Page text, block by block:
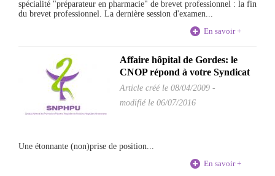
spécialité "préparateur en pharmacie" de brevet professionnel : la fin
du brevet professionnel. La dernière session d'examen...
En savoir +
Affaire hôpital de Gordes: le
CNOP répond à votre Syndicat
Article créé le 08/04/2009 -
modifié le 06/07/2016
Une étonnante (non)prise de position...
En savoir +